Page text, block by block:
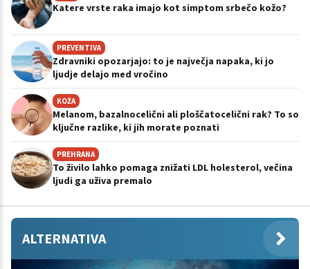
Katere vrste raka imajo kot simptom srbečo kožo?
PREVENTIVA
Zdravniki opozarjajo: to je največja napaka, ki jo
ljudje delajo med vročino
KOŽA
Melanom, bazalnocelični ali ploščatocelični rak? To so
ključne razlike, ki jih morate poznati
PREHRANA
To živilo lahko pomaga znižati LDL holesterol, večina
ljudi ga uživa premalo
ALTERNATIVA